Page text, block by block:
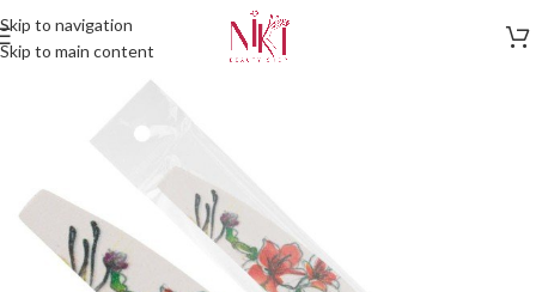
Skip to navigation
Skip to main content